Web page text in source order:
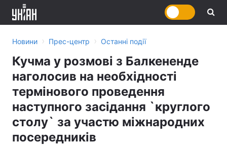
Новини › Прес-центр › Останні події
Кучма у розмові з Балкененде
наголосив на необхідності
термінового проведення
наступного засідання `круглого
столу` за участю міжнародних
посередників